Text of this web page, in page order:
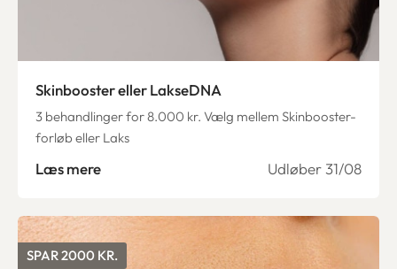
Skinbooster eller LakseDNA
3 behandlinger for 8.000 kr. Vælg mellem Skinbooster-
forløb eller Laks
Læs mere Udløber 31/08
SPAR 2000 KR.